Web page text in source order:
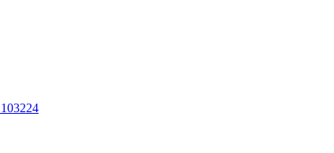
103224